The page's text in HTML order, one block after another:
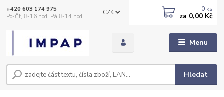
Menu
CZK
Hledat
+420 603 174 975
Po-Čt, 8-16 hod. Pá 8-14 hod.
0 ks
za 0,00 Kč